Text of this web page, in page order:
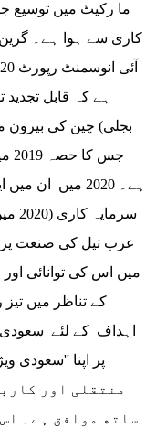
ما رکیٹ میں توسیع
کاری سے ہوا ہے۔ گرین
ہے کہ قابل
بجلی) چین کی بیرون
ہے۔ 2020 میں
عرب تیل کی صنعت پر
میں اس کی توانائی
کے تناظر میں تیز
منتقلی اور
ساتھ موافق ہے۔